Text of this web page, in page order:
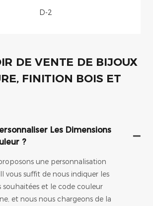
Les Dimensions
?
une personnalisation
vous suffit de nous indiquer les
souhaitées et le code couleur
et nous nous chargeons de la